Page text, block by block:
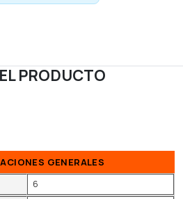
PRODUCTO
GENERALES
6